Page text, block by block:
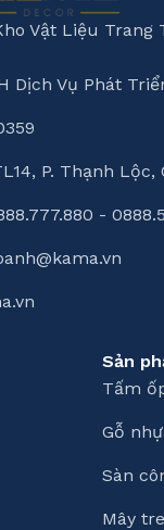
Vật Liệu Trang
Dịch Vụ Phát
P. Thạnh Lộc,
-
Sản
Tấm
Gỗ
Sàn
Mây